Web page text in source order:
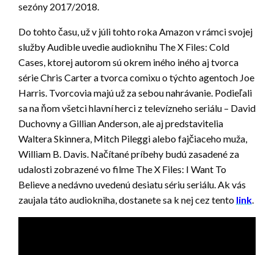
sezóny 2017/2018.
Do tohto času, už v júli tohto roka Amazon v rámci svojej
služby Audible uvedie audioknihu The X Files: Cold
Cases, ktorej autorom sú okrem iného iného aj tvorca
série Chris Carter a tvorca comixu o týchto agentoch Joe
Harris. Tvorcovia majú už za sebou nahrávanie. Podieľali
sa na ňom všetci hlavní herci z televízneho seriálu – David
Duchovny a Gillian Anderson, ale aj predstavitelia
Waltera Skinnera, Mitch Pileggi alebo fajčiaceho muža,
William B. Davis. Načítané príbehy budú zasadené za
udalosti zobrazené vo filme The X Files: I Want To
Believe a nedávno uvedenú desiatu sériu seriálu. Ak vás
zaujala táto audiokniha, dostanete sa k nej cez tento link.